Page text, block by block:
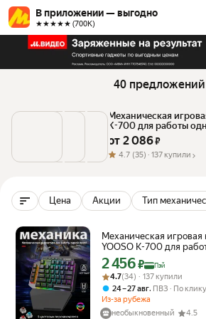
В приложении — выгодно
★★★★★ (700К)
40 предложений
Механическая
K-700 для работы
светодиодной RGB-
встроенными
от 2 086 ₽
4.7 (35) · 137 купили
Цена Акции Тип
Механическая игровая
YOOSO K-700 для
светодиодной RGB-
встроенными
Цена с картой Яндекс Пэй
2 456₽ Пэй
Рейтинг товара: 4.7 из 5
Оценок: (34) · 137 купили
4.7(34) · 137 купили
24 – 27 авг, ПВЗ
По клику
Из-за рубежа
необыкновенный
4.5